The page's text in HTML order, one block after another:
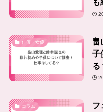
俳優・女優
畠
子
る
コラム
フ